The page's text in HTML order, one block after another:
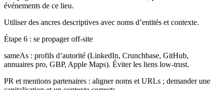
événements de ce lieu.
Utiliser des ancres descriptives avec noms d’entités et contexte.
Étape 6 : se propager off-site
sameAs : profils d’autorité (LinkedIn, Crunchbase, GitHub,
annuaires pro, GBP, Apple Maps). Éviter les liens low-trust.
PR et mentions partenaires : aligner noms et URLs ; demander une